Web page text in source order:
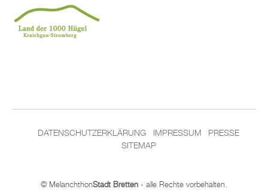
DATENSCHUTZERKLÄRUNG IMPRESSUM
PRESSE
SITEMAP
© MelanchthonStadt Bretten - alle Rechte vorbehalten.